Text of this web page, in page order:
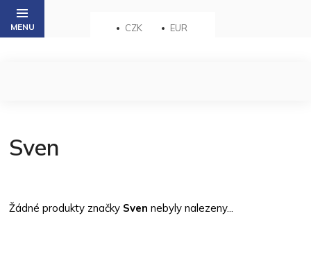
Přejít
obsah
CZK EUR
Sven
Žádné produkty značky Sven nebyly nalezeny...